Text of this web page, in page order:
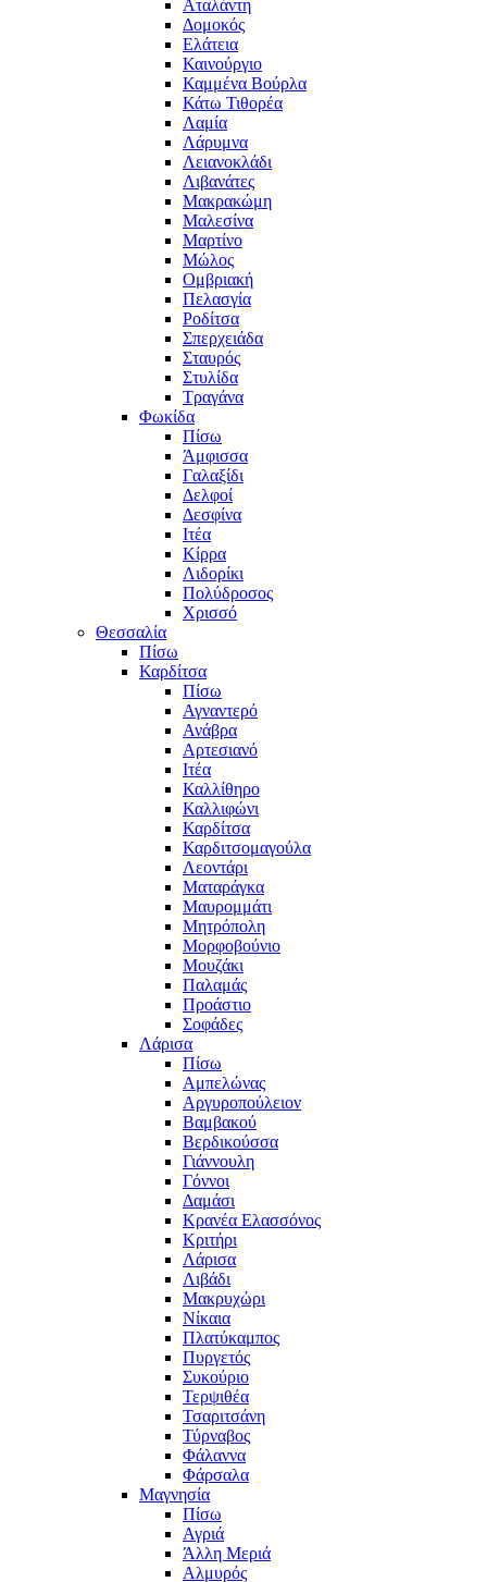
Αταλάντη
Δομοκός
Ελάτεια
Καινούργιο
Καμμένα Βούρλα
Κάτω Τιθορέα
Λαμία
Λάρυμνα
Λειανοκλάδι
Λιβανάτες
Μακρακώμη
Μαλεσίνα
Μαρτίνο
Μώλος
Ομβριακή
Πελασγία
Ροδίτσα
Σπερχειάδα
Σταυρός
Στυλίδα
Τραγάνα
Φωκίδα
Πίσω
Άμφισσα
Γαλαξίδι
Δελφοί
Δεσφίνα
Ιτέα
Κίρρα
Λιδορίκι
Πολύδροσος
Χρισσό
Θεσσαλία
Πίσω
Καρδίτσα
Πίσω
Αγναντερό
Ανάβρα
Αρτεσιανό
Ιτέα
Καλλίθηρο
Καλλιφώνι
Καρδίτσα
Καρδιτσομαγούλα
Λεοντάρι
Ματαράγκα
Μαυρομμάτι
Μητρόπολη
Μορφοβούνιο
Μουζάκι
Παλαμάς
Προάστιο
Σοφάδες
Λάρισα
Πίσω
Αμπελώνας
Αργυροπούλειον
Βαμβακού
Βερδικούσσα
Γιάννουλη
Γόννοι
Δαμάσι
Κρανέα Ελασσόνος
Κριτήρι
Λάρισα
Λιβάδι
Μακρυχώρι
Νίκαια
Πλατύκαμπος
Πυργετός
Συκούριο
Τερψιθέα
Τσαριτσάνη
Τύρναβος
Φάλαννα
Φάρσαλα
Μαγνησία
Πίσω
Αγριά
Άλλη Μεριά
Αλμυρός